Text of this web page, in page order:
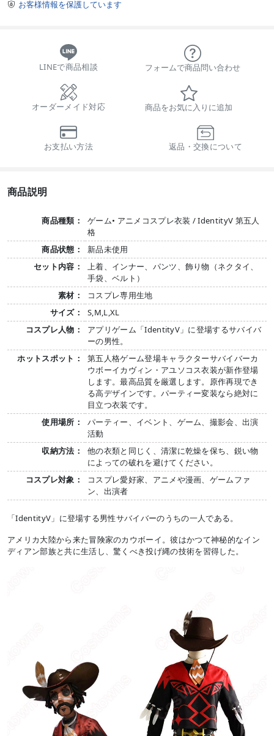
 お客様情報を保護しています
LINEで商品相談 フォームで商品問い合わせ
オーダーメイド対応 商品をお気に入りに追加
お支払い方法 返品・交換について
商品説明
商品種類：
ゲーム• アニメコスプレ衣装 / IdentityV 第五人
格
商品状態：
新品未使用
セット内容：
上着、インナー、パンツ、飾り物（ネクタイ、
手袋、ベルト）
素材：
コスプレ専用生地
サイズ：
S,M,L,XL
コスプレ人物：
アプリゲーム「IdentityV」に登場するサバイバ
ーの男性。
ホットスポット：
第五人格ゲーム登場キャラクターサバイバーカ
ウボーイカヴィン・アユソコス衣装が新作登場
します。最高品質を厳選します。原作再現でき
る高デザインです。パーティー変装なら絶対に
目立つ衣装です。
使用場所：
パーティー、イベント、ゲーム、撮影会、出演
活動
収納方法：
他の衣類と同じく、清潔に乾燥を保ち、鋭い物
によっての破れを避けてください。
コスプレ対象：
コスプレ愛好家、アニメや漫画、ゲームファ
ン、出演者
「IdentityV」に登場する男性サバイバーのうちの一人である。
アメリカ大陸から来た冒険家のカウボーイ。彼はかつて神秘的なイン
ディアン部族と共に生活し、驚くべき投げ縄の技術を習得した。